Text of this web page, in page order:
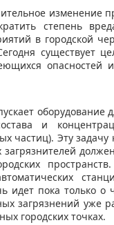
изменение
степень
в городской
существует
и
частиц). Эту
идет пока только
загрязнений уже
городских точках.